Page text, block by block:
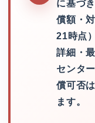
に基づ
償額・
21時点
詳細・
センタ
償可否
ます。